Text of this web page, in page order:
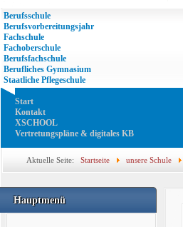
Berufsschule
Berufsvorbereitungsjahr
Fachschule
Fachoberschule
Berufsfachschule
Berufliches Gymnasium
Staatliche Pflegeschule
Start
Kontakt
XSCHOOL
Vertretungspläne & digitales KB
Aktuelle Seite: Startseite unsere Schule
Hauptmenü